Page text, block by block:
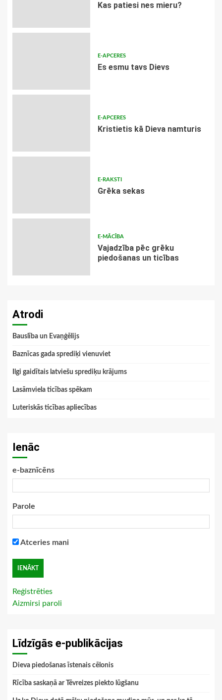
​Kas patiesi nes mieru?
E-APCERES
Es esmu tavs Dievs
E-APCERES
Kristietis kā Dieva namturis
E-RAKSTI
Grēka sekas
E-MĀCĪBA
Vajadzība pēc grēku
piedošanas un ticības
Atrodi
Bauslība un Evaņģēlijs
Baznīcas gada sprediķi vienuviet
Ilgi gaidītais latviešu sprediķu krājums
Lasāmviela ticības spēkam
Luteriskās ticības apliecības
Ienāc
e-baznīcēns
Parole
Atceries mani
Reģistrēties
Aizmirsi paroli
Līdzīgās e-publikācijas
Dieva piedošanas īstenais cēlonis
Rīcība saskaņā ar Tēvreizes piekto lūgšanu